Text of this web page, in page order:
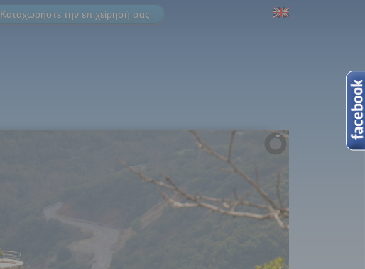
Καταχωρήστε την επιχείρησή σας